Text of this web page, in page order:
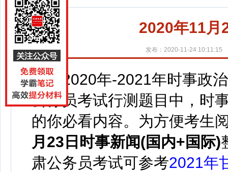
2020年11月
发布：2020-11-24 10:11:15
2020年-2021年时事政治
公务员考试行测题目中，时
的你必看内容。为方便考生
月23日时事新闻(国内+国际)
肃公务员考试可参考2021年